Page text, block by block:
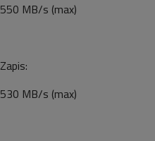
550 MB/s (max)
Zapis:
530 MB/s (max)